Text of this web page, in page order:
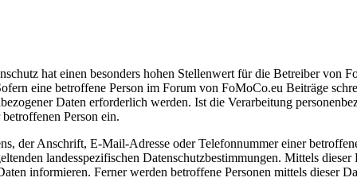
hat einen besonders hohen Stellenwert für die Betreiber
eine betroffene Person im Forum von FoMoCo.eu Beiträge
Daten erforderlich werden. Ist die Verarbeitung
Person ein.
der Anschrift, E-Mail-Adresse oder Telefonnummer einer
landesspezifischen Datenschutzbestimmungen. Mittels
informieren. Ferner werden betroffene Personen mittels dieser